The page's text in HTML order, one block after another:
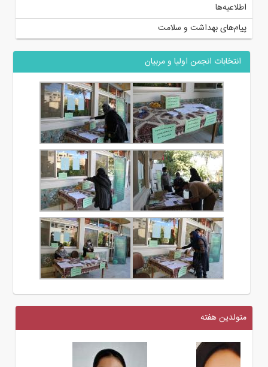
اطلاعیه‌ها
پیام‌های بهداشت و سلامت
انتخابات انجمن اولیا و مربیان
متولدین هفته